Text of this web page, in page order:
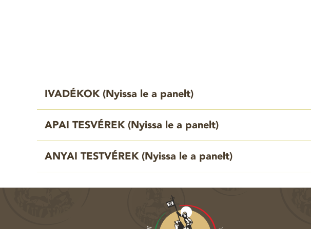
IVADÉKOK ( Nyissa le a panelt)
APAI TESVÉREK ( Nyissa le a panelt)
ANYAI TESTVÉREK ( Nyissa le a panelt)